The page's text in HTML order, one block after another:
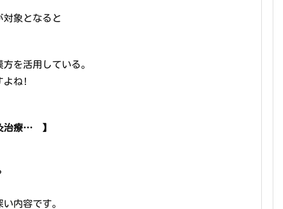
対象となると
を活用している。
よね!
治療… 】
内容です。